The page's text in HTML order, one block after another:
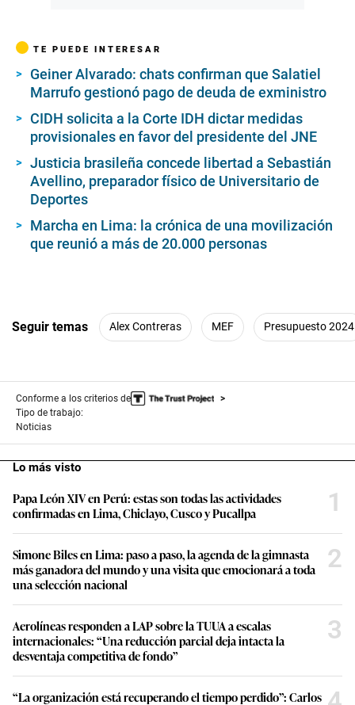
TE PUEDE INTERESAR
Geiner Alvarado: chats confirman que Salatiel
Marrufo gestionó pago de deuda de exministro
CIDH solicita a la Corte IDH dictar medidas
provisionales en favor del presidente del JNE
Justicia brasileña concede libertad a Sebastián
Avellino, preparador físico de Universitario de
Deportes
Marcha en Lima: la crónica de una movilización
que reunió a más de 20.000 personas
Seguir temas Alex Contreras MEF Presupuesto 2024
Conforme a los criterios de
Tipo de trabajo:
Noticias
Lo más visto
Papa León XIV en Perú: estas son todas las actividades
confirmadas en Lima, Chiclayo, Cusco y Pucallpa
1
Simone Biles en Lima: paso a paso, la agenda de la gimnasta
más ganadora del mundo y una visita que emocionará a toda
una selección nacional
2
Aerolíneas responden a LAP sobre la TUUA a escalas
internacionales: “Una reducción parcial deja intacta la
desventaja competitiva de fondo”
3
“La organización está recuperando el tiempo perdido”: Carlos